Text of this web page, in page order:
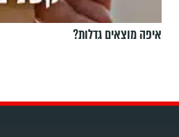
איפה מוצאים גדלות?